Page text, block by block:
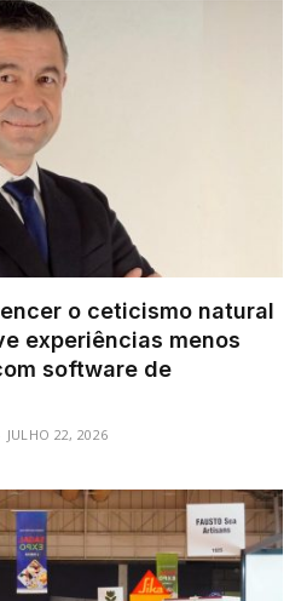
o ceticismo natural
experiências menos
software de
JULHO 22, 2026